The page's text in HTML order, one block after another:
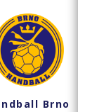
Brno